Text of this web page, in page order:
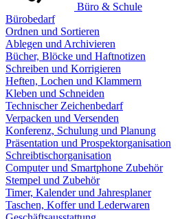
Büro & Schule
Bürobedarf
Ordnen und Sortieren
Ablegen und Archivieren
Bücher, Blöcke und Haftnotizen
Schreiben und Korrigieren
Heften, Lochen und Klammern
Kleben und Schneiden
Technischer Zeichenbedarf
Verpacken und Versenden
Konferenz, Schulung und Planung
Präsentation und Prospektorganisation
Schreibtischorganisation
Computer und Smartphone Zubehör
Stempel und Zubehör
Timer, Kalender und Jahresplaner
Taschen, Koffer und Lederwaren